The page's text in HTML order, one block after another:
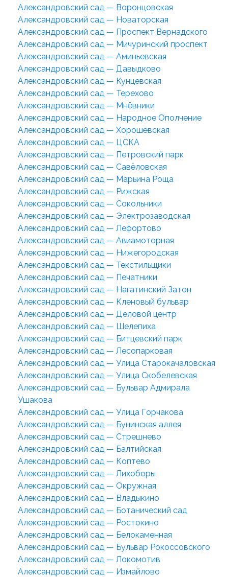
Александровский сад — Воронцовская
Александровский сад — Новаторская
Александровский сад — Проспект Вернадского
Александровский сад — Мичуринский проспект
Александровский сад — Аминьевская
Александровский сад — Давыдково
Александровский сад — Кунцевская
Александровский сад — Терехово
Александровский сад — Мнёвники
Александровский сад — Народное Ополчение
Александровский сад — Хорошёвская
Александровский сад — ЦСКА
Александровский сад — Петровский парк
Александровский сад — Савёловская
Александровский сад — Марьина Роща
Александровский сад — Рижская
Александровский сад — Сокольники
Александровский сад — Электрозаводская
Александровский сад — Лефортово
Александровский сад — Авиамоторная
Александровский сад — Нижегородская
Александровский сад — Текстильщики
Александровский сад — Печатники
Александровский сад — Нагатинский Затон
Александровский сад — Кленовый бульвар
Александровский сад — Деловой центр
Александровский сад — Шелепиха
Александровский сад — Битцевский парк
Александровский сад — Лесопарковая
Александровский сад — Улица Старокачаловская
Александровский сад — Улица Скобелевская
Александровский сад — Бульвар Адмирала
Ушакова
Александровский сад — Улица Горчакова
Александровский сад — Бунинская аллея
Александровский сад — Стрешнево
Александровский сад — Балтийская
Александровский сад — Коптево
Александровский сад — Лихоборы
Александровский сад — Окружная
Александровский сад — Владыкино
Александровский сад — Ботанический сад
Александровский сад — Ростокино
Александровский сад — Белокаменная
Александровский сад — Бульвар Рокоссовского
Александровский сад — Локомотив
Александровский сад — Измайлово